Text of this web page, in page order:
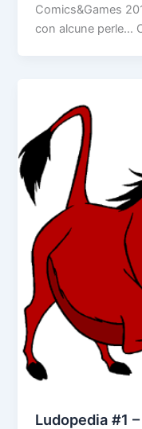
Comics&Games
con alcune perle…
Ludopedia #1